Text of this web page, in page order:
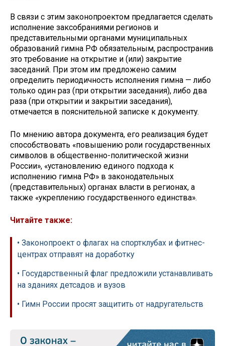
В связи с этим законопроектом предлагается сделать
исполнение заксобраниями регионов и
представительными органами муниципальных
образований гимна РФ обязательным, распространив
это требование на открытие и (или) закрытие
заседаний. При этом им предложено самим
определить периодичность исполнения гимна — либо
только один раз (при открытии заседания), либо два
раза (при открытии и закрытии заседания),
отмечается в пояснительной записке к документу.
По мнению автора документа, его реализация будет
способствовать «повышению роли государственных
символов в общественно-политической жизни
России», «установлению единого подхода к
исполнению гимна РФ» в законодательных
(представительных) органах власти в регионах, а
также «укреплению государственного единства».
Читайте также:
• Законопроект о флагах на спортклубах и фитнес-
центрах отправят на доработку
• Государственный флаг предложили устанавливать
на зданиях детсадов и вузов
• Гимн России просят защитить от надругательств